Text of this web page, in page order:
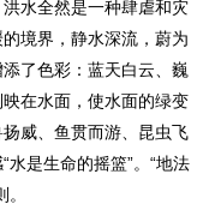
水全然是一种肆虐和灾
境界，静水深流，蔚为
了色彩：蓝天白云、巍
在水面，使水面的绿变
威、鱼贯而游、昆虫飞
是生命的摇篮”。“地法